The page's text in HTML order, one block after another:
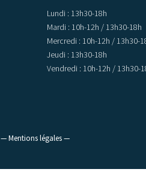
Lundi : 13h30-18h
Mardi : 10h-12h / 13h30-18h
Mercredi : 10h-12h / 13h30-
Jeudi : 13h30-18h
Vendredi : 10h-12h / 13h30-
— Mentions légales —